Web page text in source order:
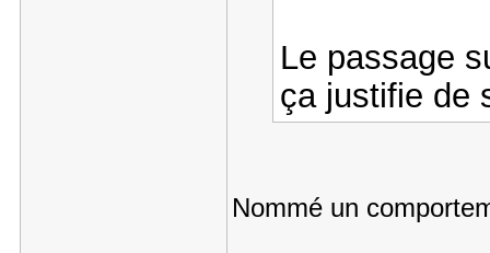
Le passage
ça justifie de
Nommé un